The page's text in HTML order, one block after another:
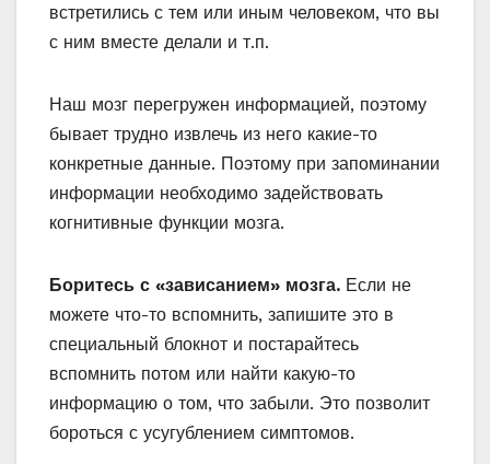
встретились с тем или иным человеком, что вы
с ним вместе делали и т.п.
Наш мозг перегружен информацией, поэтому
бывает трудно извлечь из него какие-то
конкретные данные. Поэтому при запоминании
информации необходимо задействовать
когнитивные функции мозга.
Боритесь с «зависанием» мозга. Если не
можете что-то вспомнить, запишите это в
специальный блокнот и постарайтесь
вспомнить потом или найти какую-то
информацию о том, что забыли. Это позволит
бороться с усугублением симптомов.